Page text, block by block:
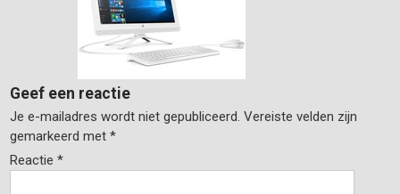
Geef een reactie
Je e-mailadres wordt niet gepubliceerd. Vereiste velden zijn
gemarkeerd met*
Reactie*